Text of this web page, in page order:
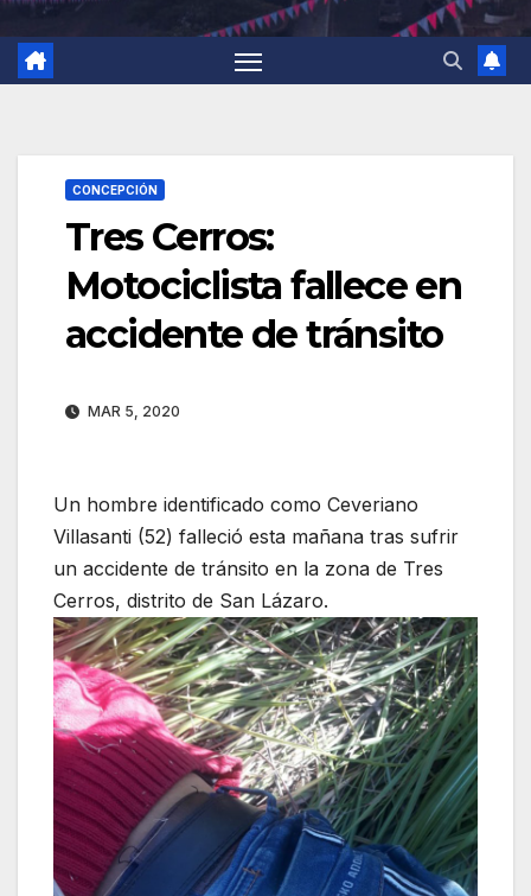
CONCEPCIÓN
Tres Cerros:
Motociclista fallece en
accidente de tránsito
MAR 5, 2020
Un hombre identificado como Ceveriano
Villasanti (52) falleció esta mañana tras sufrir
un accidente de tránsito en la zona de Tres
Cerros, distrito de San Lázaro.